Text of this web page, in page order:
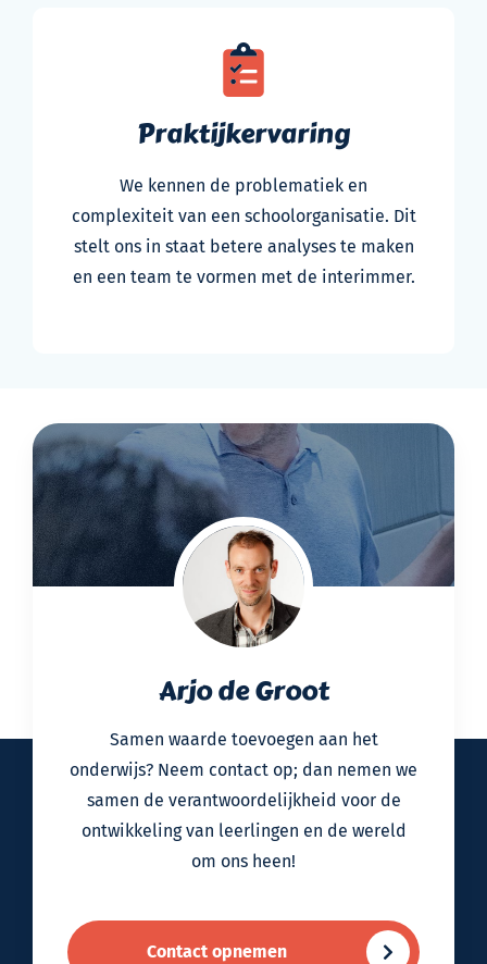
Praktijkervaring
We kennen de problematiek en
complexiteit van een schoolorganisatie. Dit
stelt ons in staat betere analyses te maken
en een team te vormen met de interimmer.
Arjo de Groot
Samen waarde toevoegen aan het
onderwijs? Neem contact op; dan nemen we
samen de verantwoordelijkheid voor de
ontwikkeling van leerlingen en de wereld
om ons heen!
Contact opnemen